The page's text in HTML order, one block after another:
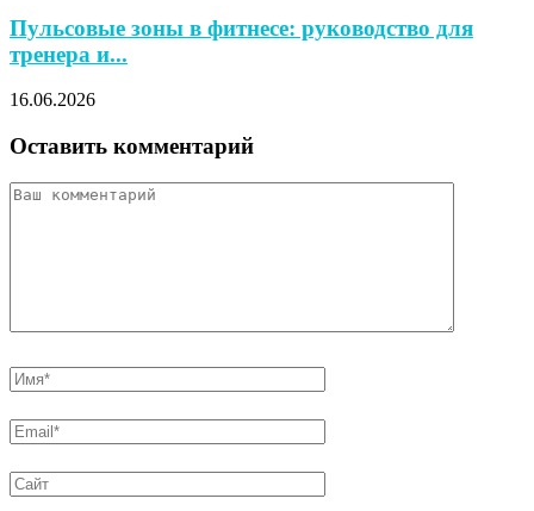
Пульсовые зоны в фитнесе: руководство для
тренера и...
16.06.2026
Оставить комментарий